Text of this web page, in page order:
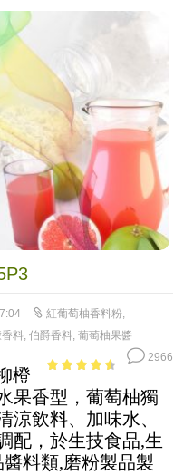
紅葡萄柚香料粉,
料 伯爵香料 葡萄柚果醬
2966
of 5
橙
果香型，葡萄柚獨
涼飲料、加味水、
配，於生技食品,生
料類,磨粉製品製